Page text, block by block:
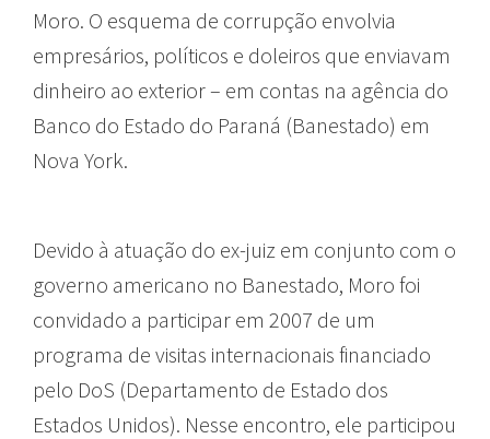
Moro. O esquema de corrupção envolvia
empresários, políticos e doleiros que enviavam
dinheiro ao exterior – em contas na agência do
Banco do Estado do Paraná (Banestado) em
Nova York.
Devido à atuação do ex-juiz em conjunto com o
governo americano no Banestado, Moro foi
convidado a participar em 2007 de um
programa de visitas internacionais financiado
pelo DoS (Departamento de Estado dos
Estados Unidos). Nesse encontro, ele participou